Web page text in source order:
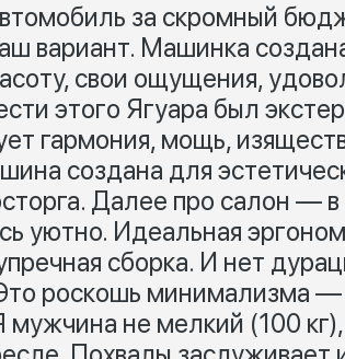
за скромный
вариант. Машинка
свои ощущения,
этого Ягуара был
гармония, мощь,
создана для
Далее про салон —
уютно. Идеальная
сборка. И нет
роскошь минимализма —
мужчина не мелкий (100